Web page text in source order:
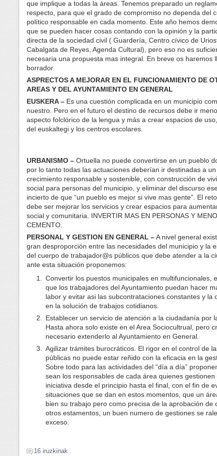
que implique a todas la áreas. Tenemos preparado un
respecto, para que el grado de compromiso no dependa del
político responsable en cada momento. Este año hemos
que se pueden hacer cosas contando con la opinión y la
directa de la sociedad civil ( Guardería, Centro cívico de
Cabalgata de Reyes, Agenda Cultural), pero eso no es
necesaria una propuesta mas integral. En breve os haremos
borrador.
ASPRECTOS A MEJORAR EN EL FUNCIONAMIENTO DE
AREAS Y DEL AYUNTAMIENTO EN GENERAL
EUSKERA – Es una cuestión complicada en un municipio
nuestro. Pero en el futuro el destino de recursos debe ir
aspecto folclórico de la lengua y más a crear espacios de
del euskaltegi y los centros escolares.
URBANISMO – Ortuella no puede convertirse en un pueblo
por lo tanto todas las actuaciones deberían ir destinadas a un
crecimiento responsable y sostenible, con construcción de
social para personas del municipio, y eliminar del discurso
incierto de que “un pueblo es mejor si vive mas gente”. El
debe ser mejorar los servicios y crear espacios para
social y comunitaria. INVERTIR MAS EN PERSONAS Y
CEMENTO.
PERSONAL Y GESTION EN GENERAL –A nivel general
gran desproporción entre las necesidades del municipio y la
del cuerpo de trabajador@s públicos que debe atender a la
ante esta situación proponemos:
Convertir los puestos municipales en multifuncionales,
que los trabajadores del Ayuntamiento puedan hacer
labor y evitar asi las subcontrataciones constantes y la
en la solución de trabajos cotidianos.
Establecer un servicio de atención a la ciudadanía por
Hasta ahora solo existe en el Area Sociocultrual, pero
necesario extenderlo al Ayuntamiento en General.
Agilizar trámites burocráticos. El rigor en el control de
públicas no puede estar reñido con la eficacia en la
Sobre todo para las actividades del “día a día”
sean los responsables de cada área quienes
iniciativa desde el principio hasta el final, con el fin de
situaciones que se dan en estos momentos, que un
bien su trabajo pero como precisa de la aprobación de
otros estamentos, un buen numero de gestiones se
exceso.
16 iruzkinak